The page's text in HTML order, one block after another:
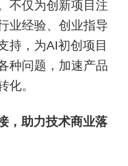
不仅为创新项目注
业经验、创业指导
持，为AI初创项目
种问题，加速产品
化。
，助力技术商业落